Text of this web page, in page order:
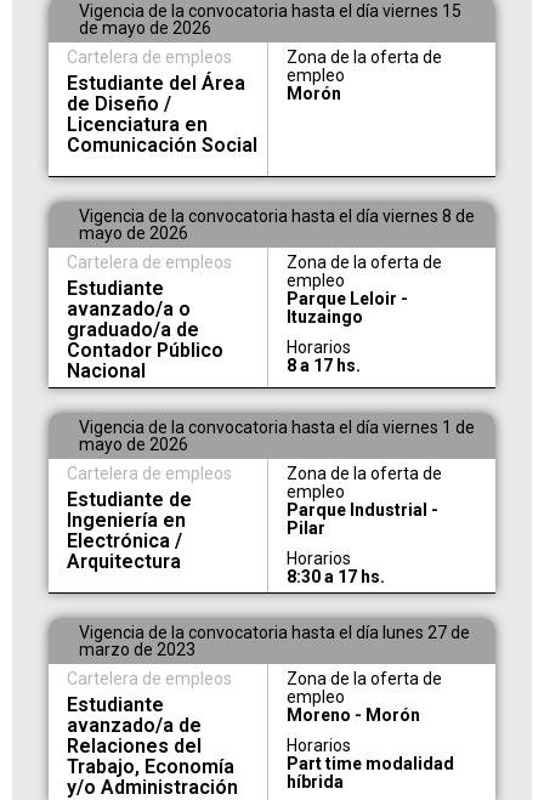
Vigencia de la convocatoria hasta el día viernes 15
de mayo de 2026
Cartelera de empleos
Estudiante del Área
de Diseño /
Licenciatura en
Comunicación Social
Zona de la oferta de
empleo
Morón
Vigencia de la convocatoria hasta el día viernes 8 de
mayo de 2026
Cartelera de empleos
Estudiante
avanzado/a o
graduado/a de
Contador Público
Nacional
Zona de la oferta de
empleo
Parque Leloir -
Ituzaingo
Horarios
8 a 17 hs.
Vigencia de la convocatoria hasta el día viernes 1 de
mayo de 2026
Cartelera de empleos
Estudiante de
Ingeniería en
Electrónica /
Arquitectura
Zona de la oferta de
empleo
Parque Industrial -
Pilar
Horarios
8:30 a 17 hs.
Vigencia de la convocatoria hasta el día lunes 27 de
marzo de 2023
Cartelera de empleos
Estudiante
avanzado/a de
Relaciones del
Trabajo, Economía
y/o Administración
Zona de la oferta de
empleo
Moreno - Morón
Horarios
Part time modalidad
híbrida